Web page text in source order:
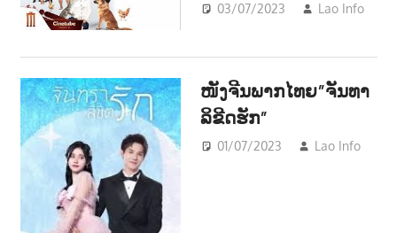
03/07/2023 Lao Info
ໜັງຈີນພາກໄທຍ”ຈັນທາ
ລິຂີດຮັກ”
01/07/2023 Lao Info